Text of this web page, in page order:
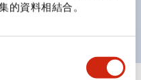
的資料相結合。
人識別。